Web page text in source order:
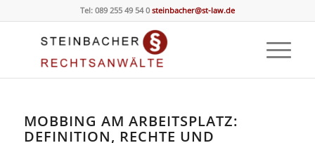
Tel: 089 255 49 54 0steinbacher@st-law.de
MOBBING AM ARBEITSPLATZ:
DEFINITION, RECHTE UND